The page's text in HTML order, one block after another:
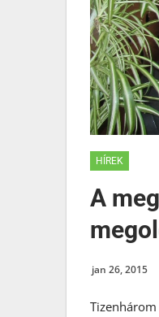
HÍREK
A
jan 26, 2015